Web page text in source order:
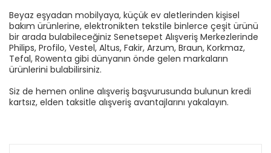
Beyaz eşyadan mobilyaya, küçük ev aletlerinden kişisel
bakım ürünlerine, elektronikten tekstile binlerce çeşit ürünü
bir arada bulabileceğiniz Senetsepet Alışveriş Merkezlerinde
Philips, Profilo, Vestel, Altus, Fakir, Arzum, Braun, Korkmaz,
Tefal, Rowenta gibi dünyanın önde gelen markaların
ürünlerini bulabilirsiniz.
Siz de hemen online alışveriş başvurusunda bulunun kredi
kartsız, elden taksitle alışveriş avantajlarını yakalayın.